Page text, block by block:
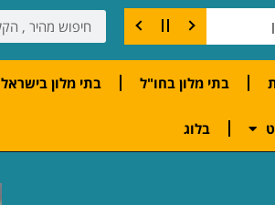
בתי מלון בחו"ל בתי מלון בישראל
בלוג